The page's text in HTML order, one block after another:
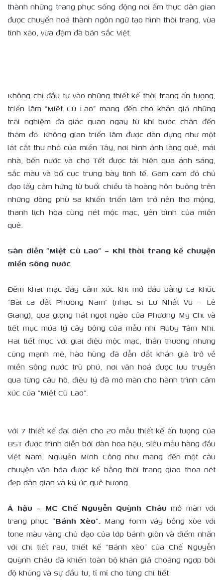
thành những trang phục sống động nơi ẩm thực dân gian
được chuyển hoá thành ngôn ngữ tạo hình thời trang, vừa
tinh xảo, vừa đậm đà bản sắc Việt.
Không chỉ đầu tư vào những thiết kế thời trang ấn tượng,
triển lãm “Miệt Cù Lao” mang đến cho khán giả những
trải nghiệm đa giác quan ngay từ khi bước chân đến
thảm đỏ. Không gian triển lãm được dàn dựng như một
lát cắt thu nhỏ của miền Tây, nơi hình ảnh làng quê, mái
nhà, bến nước và chợ Tết được tái hiện qua ánh sáng,
sắc màu và bố cục trưng bày tinh tế. Gam cam đỏ chủ
đạo lấy cảm hứng từ buổi chiều tà hoàng hôn buông trên
những dòng phù sa khiến triển lãm trở nên thơ mộng,
thanh lịch hòa cùng nét mộc mạc, yên bình của miền
quê.
Sàn diễn “Miệt Cù Lao” – Khi thời trang kể chuyện
miền sông nước
Đêm khai mạc đầy cảm xúc khi mở đầu bằng ca khúc
“Bài ca đất Phương Nam” (nhạc sĩ Lư Nhất Vũ – Lê
Giang), qua giọng hát ngọt ngào của Phương Mỹ Chi và
tiết mục múa lý cây bông của mẫu nhí Ruby Tâm Nhi.
Hai tiết mục với giai điệu mộc mạc, thân thương nhưng
cũng mạnh mẽ, hào hùng đã dẫn dắt khán giả trở về
miền sông nước trù phú, nơi văn hoá được lưu truyền
qua từng câu hò, điệu lý đã mở màn cho hành trình cảm
xúc của “Miệt Cù Lao”.
Với 7 thiết kế đại diện cho 20 mẫu thiết kế ấn tượng của
BST được trình diễn bởi dàn hoa hậu, siêu mẫu hàng đầu
Việt Nam, Nguyễn Minh Công như mang đến một câu
chuyện văn hóa được kể bằng thời trang giao thoa nét
đẹp dân gian và ký ức quê hương.
Á hậu – MC Chế Nguyễn Quỳnh Châu mở màn với
trang phục“Bánh Xèo”. Mang form váy bồng xòe với
tone màu vàng chủ đạo của lớp bánh giòn và điểm nhấn
với chi tiết rau, thiết kế “Bánh xèo” của Chế Nguyễn
Quỳnh Châu đã khiến toàn bộ khán giả choáng ngợp bởi
độ khủng và sự đầu tư, tỉ mỉ cho từng chi tiết.